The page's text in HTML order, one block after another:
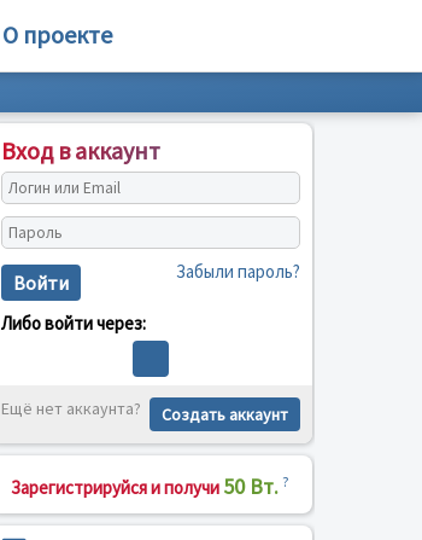
О проекте
Вход в аккаунт
Войти Забыли пароль?
Либо войти через:
Ещё нет аккаунта? Создать аккаунт
Зарегистрируйся и получи 50 Вт. ?